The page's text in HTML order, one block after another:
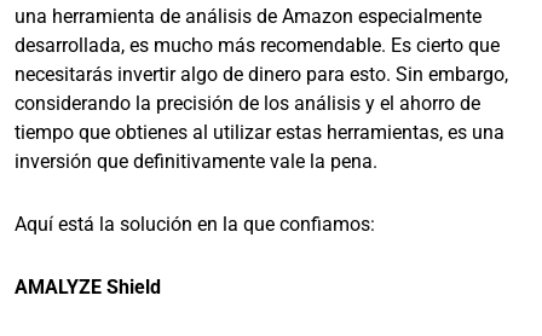
una herramienta de análisis de Amazon especialmente
desarrollada, es mucho más recomendable. Es cierto que
necesitarás invertir algo de dinero para esto. Sin embargo,
considerando la precisión de los análisis y el ahorro de
tiempo que obtienes al utilizar estas herramientas, es una
inversión que definitivamente vale la pena.
Aquí está la solución en la que confiamos:
AMALYZE Shield